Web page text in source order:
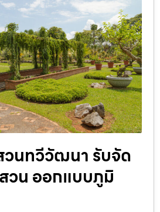
นทวีวัฒนา รับจัด
วน ออกแบบภูมิ